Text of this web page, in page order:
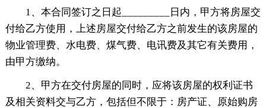
1、本合同签订之日起_________日内，甲方将房屋交
付给乙方使用，上述房屋交付给乙方之前发生的该房屋的
物业管理费、水电费、煤气费、电讯费及其它有关费用，
由甲方缴纳。
2、甲方在交付房屋的同时，应将该房屋的权利证书
及相关资料交与乙方，包括但不限于：房产证、原始购房